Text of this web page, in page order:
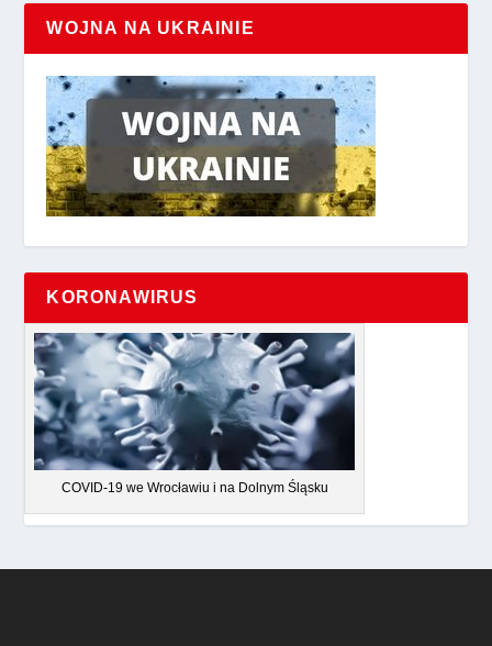
WOJNA NA UKRAINIE
KORONAWIRUS
COVID-19 we Wrocławiu i na Dolnym Śląsku